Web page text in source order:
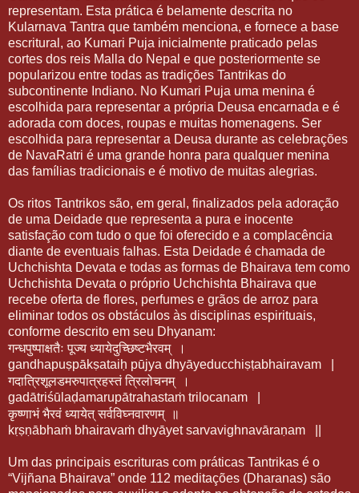
representam. Esta prática é belamente descrita no
Kularnava Tantra que também menciona, e fornece a base
escritural, ao Kumari Puja inicialmente praticado pelas
cortes dos reis Malla do Nepal e que posteriormente se
popularizou entre todas as tradições Tantrikas do
subcontinente Indiano. No Kumari Puja uma menina é
escolhida para representar a própria Deusa encarnada e é
adorada com doces, roupas e muitas homenagens. Ser
escolhida para representar a Deusa durante as celebrações
de NavaRatri é uma grande honra para qualquer menina
das famílias tradicionais e é motivo de muitas alegrias.
Os ritos Tantrikos são, em geral, finalizados pela adoração
de uma Deidade que representa a pura e inocente
satisfação com tudo o que foi oferecido e a complacência
diante de eventuais falhas. Esta Deidade é chamada de
Uchchishta Devata e todas as formas de Bhairava tem como
Uchchishta Devata o próprio Uchchishta Bhairava que
recebe oferta de flores, perfumes e grãos de arroz para
eliminar todos os obstáculos às disciplinas espirituais,
conforme descrito em seu Dhyanam:
गन्धपुष्पाक्षतैः पूज्यध्यायेदुच्छिष्टभैरवम् ।
gandhapuṣpākṣataiḥ pūjya dhyāyeducchiṣṭabhairavam
गदात्रिशूलडमरुपात्रहस्तंत्रिलोचनम् ।
gadātriśūlaḍamarupātrahastaṁ trilocanam
कृष्णाभंभैरवंध्यायेत्सर्वविघ्नवारणम् ॥
kṛṣṇābhaṁ bhairavaṁ dhyāyet sarvavighnavāraṇam
Um das principais escrituras com práticas Tantrikas é o
“Vijñana Bhairava” onde 112 meditações (Dharanas) são